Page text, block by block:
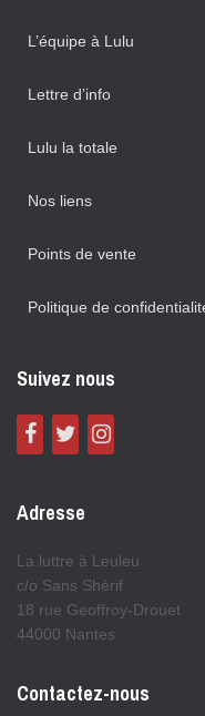
L’équipe à Lulu
Lettre d’info
Lulu la totale
Nos liens
Points de vente
Politique de
Suivez nous
Adresse
La luttre à Leuleu
c/o Sans Shérif
18 rue Geoffroy-Drouet
44000 Nantes
Contactez-nous